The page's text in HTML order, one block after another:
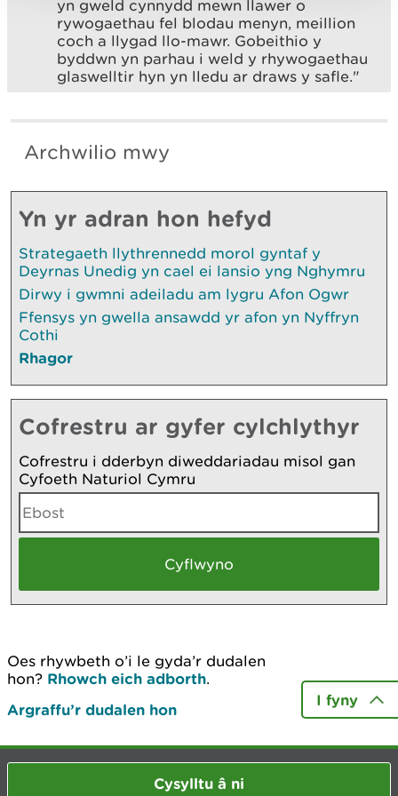
yn gweld cynnydd mewn llawer o
rywogaethau fel blodau menyn, meillion
coch a llygad llo-mawr. Gobeithio y
byddwn yn parhau i weld y rhywogaethau
glaswelltir hyn yn lledu ar draws y safle."
Archwilio mwy
Yn yr adran hon hefyd
Strategaeth llythrennedd morol gyntaf y
Deyrnas Unedig yn cael ei lansio yng Nghymru
Dirwy i gwmni adeiladu am lygru Afon Ogwr
Ffensys yn gwella ansawdd yr afon yn Nyffryn
Cothi
Rhagor
Cofrestru ar gyfer cylchlythyr
Cofrestru i dderbyn diweddariadau misol gan
Cyfoeth Naturiol Cymru
Oes rhywbeth o’i le gyda’r dudalen
hon? Rhowch eich adborth.
Argraffu’r dudalen hon
I fyny
Cysylltu â ni